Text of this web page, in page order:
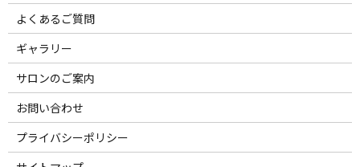
よくあるご質問
ギャラリー
サロンのご案内
お問い合わせ
プライバシーポリシー